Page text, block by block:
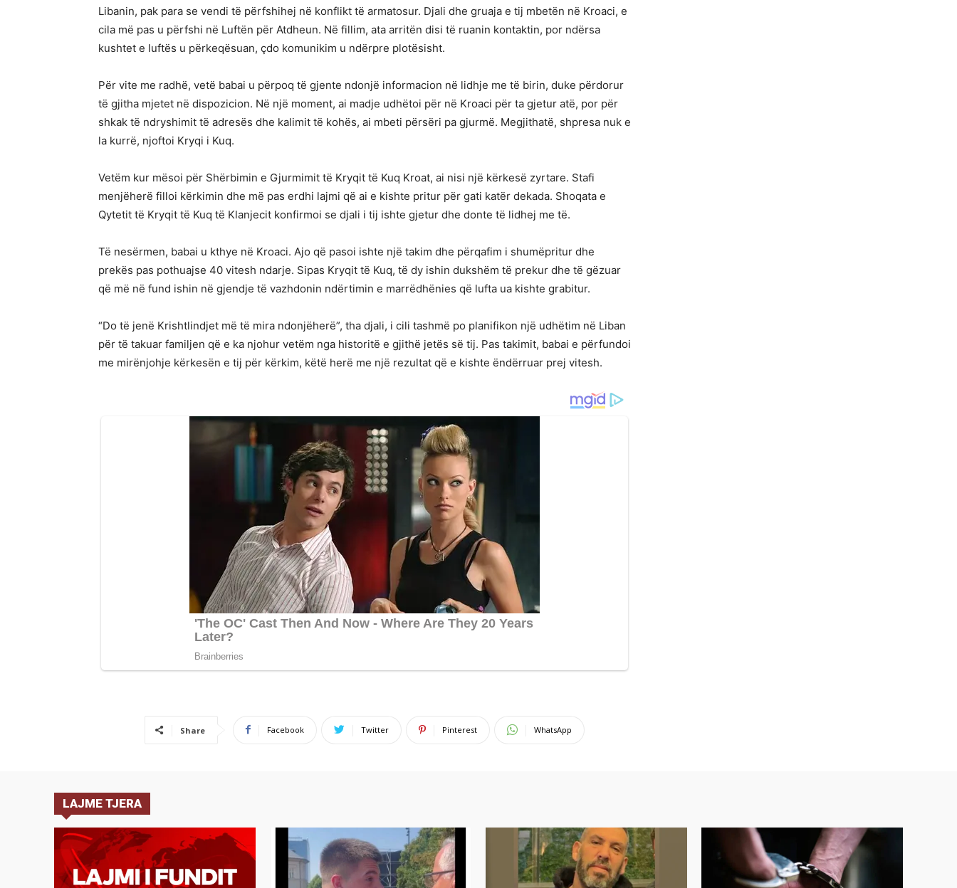
Libanin, pak para se vendi të përfshihej në konflikt të armatosur. Djali dhe gruaja e tij mbetën në Kroaci, e
cila më pas u përfshi në Luftën për Atdheun. Në fillim, ata arritën disi të ruanin kontaktin, por ndërsa
kushtet e luftës u përkeqësuan, çdo komunikim u ndërpre plotësisht.
Për vite me radhë, vetë babai u përpoq të gjente ndonjë informacion në lidhje me të birin, duke përdorur
të gjitha mjetet në dispozicion. Në një moment, ai madje udhëtoi për në Kroaci për ta gjetur atë, por për
shkak të ndryshimit të adresës dhe kalimit të kohës, ai mbeti përsëri pa gjurmë. Megjithatë, shpresa nuk e
la kurrë, njoftoi Kryqi i Kuq.
Vetëm kur mësoi për Shërbimin e Gjurmimit të Kryqit të Kuq Kroat, ai nisi një kërkesë zyrtare. Stafi
menjëherë filloi kërkimin dhe më pas erdhi lajmi që ai e kishte pritur për gati katër dekada. Shoqata e
Qytetit të Kryqit të Kuq të Klanjecit konfirmoi se djali i tij ishte gjetur dhe donte të lidhej me të.
Të nesërmen, babai u kthye në Kroaci. Ajo që pasoi ishte një takim dhe përqafim i shumëpritur dhe
prekës pas pothuajse 40 vitesh ndarje. Sipas Kryqit të Kuq, të dy ishin dukshëm të prekur dhe të gëzuar
që më në fund ishin në gjendje të vazhdonin ndërtimin e marrëdhënies që lufta ua kishte grabitur.
“Do të jenë Krishtlindjet më të mira ndonjëherë”, tha djali, i cili tashmë po planifikon një udhëtim në Liban
për të takuar familjen që e ka njohur vetëm nga historitë e gjithë jetës së tij. Pas takimit, babai e përfundoi
me mirënjohje kërkesën e tij për kërkim, këtë herë me një rezultat që e kishte ëndërruar prej vitesh.
Share Facebook Twitter Pinterest WhatsApp
LAJME TJERA